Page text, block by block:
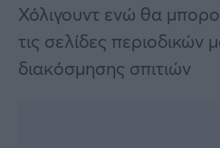
Χόλιγουντ ενώ θα
τις σελίδες περιοδικών
διακόσμησης σπιτιών